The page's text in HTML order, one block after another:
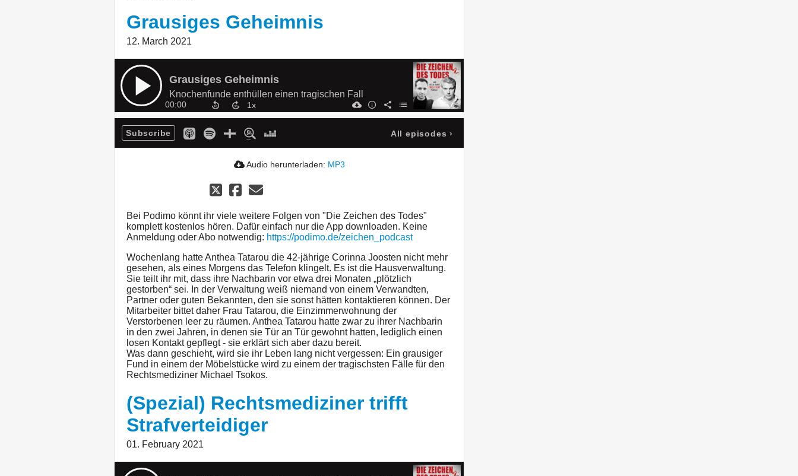
Grausiges Geheimnis
12. March 2021
Grausiges Geheimnis
Knochenfunde enthüllen einen tragischen Fall
00:00
Subscribe All episodes ›
Audio herunterladen: MP3
Bei Podimo könnt ihr viele weitere Folgen von "Die Zeichen des Todes"
komplett kostenlos hören. Dafür einfach nur die App downloaden. Keine
Anmeldung oder Abo notwendig: https://podimo.de/zeichen_podcast
Wochenlang hatte Anthea Tatarou die 42-jährige Corinna Joosten nicht mehr
gesehen, als eines Morgens das Telefon klingelt. Es ist die Hausverwaltung.
Sie teilt ihr mit, dass ihre Nachbarin vor etwa drei Monaten „plötzlich
gestorben“ sei. In der Verwaltung weiß niemand von einem Verwandten,
Partner oder guten Bekannten, den sie sonst hätten kontaktieren können. Der
Mitarbeiter bittet daher Frau Tatarou, die Einzimmerwohnung der
Verstorbenen leer zu räumen. Anthea Tatarou hatte zwar zu ihrer Nachbarin
in den zwei Jahren, in denen sie Tür an Tür gewohnt hatten, lediglich einen
losen Kontakt gepflegt - sie erklärt sich aber dazu bereit.
Was dann geschieht, wird sie ihr Leben lang nicht vergessen: Ein grausiger
Fund in einem der Möbelstücke wird zu einem der tragischsten Fälle für den
Rechtsmediziner Michael Tsokos.
(Spezial) Rechtsmediziner trifft
Strafverteidiger
01. February 2021